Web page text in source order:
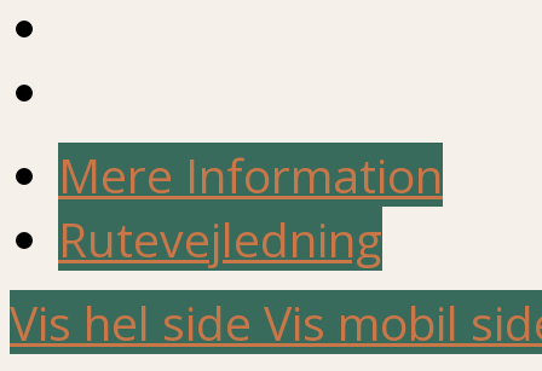
Mere Information
Rutevejledning
Vis hel side Vis mobil